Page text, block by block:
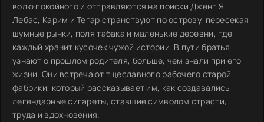
волю покойного и отправляются на поиски Дженг Я.
Лебас, Карим и Тегар странствуют по острову, пересекая
шумные рынки, поля табака и маленькие деревни, где
каждый хранит кусочек чужой истории. В пути братья
узнают о прошлом родителя, больше, чем знали при его
жизни. Они встречают тщеславного рабочего старой
фабрики, который рассказывает им, как создавались
легендарные сигареты, ставшие символом страсти,
труда и вдохновения.